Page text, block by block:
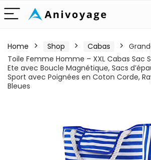
Home Shop Cabas
Toile Femme Homme – XXL Cabas Sac
Ete avec Boucle Magnétique, Sacs
Sport avec Poignées en Coton Corde,
Bleues